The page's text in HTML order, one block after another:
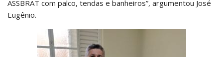
ASSBRAT com palco, tendas e banheiros”, argumentou José
Eugênio.